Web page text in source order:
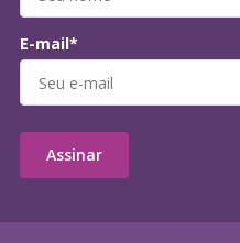
E-mail*
Assinar